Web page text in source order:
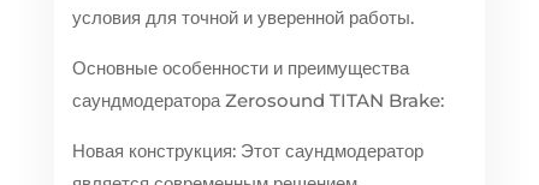
условия для точной и уверенной работы.
Основные особенности и преимущества
саундмодератора Zerosound TITAN Brake:
Новая конструкция: Этот саундмодератор